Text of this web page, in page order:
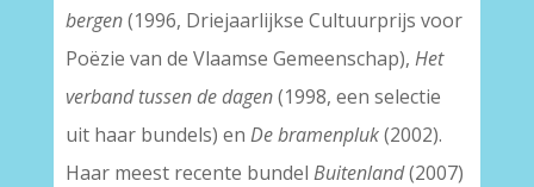
bergen(1996, Driejaarlijkse Cultuurprijs voor
Poëzie van de Vlaamse Gemeenschap), Het
verband tussen de dagen(1998, een selectie
uit haar bundels) en De bramenpluk(2002).
Haar meest recente bundel Buitenland(2007)